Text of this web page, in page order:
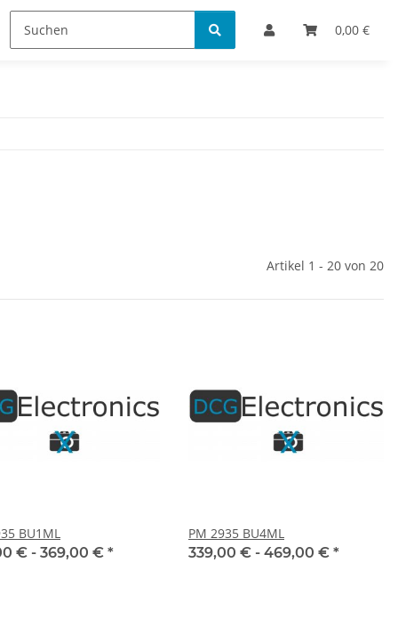
0,00 €
Bestellinformationen
Artikel 1 - 20 von 20
BU1ML
€ - 369,00 € *
PM 2935 BU4ML
339,00 € - 469,00 € *